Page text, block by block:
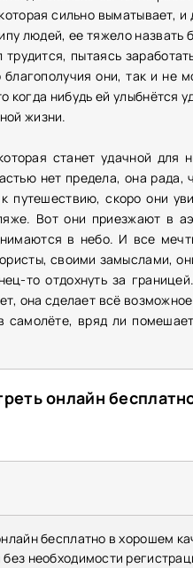
сильно выматывает, и
людей, ее тяжело назвать
пытаясь
они, так и не
когда нибудь ей улыбнётся
жизни.
станет удачной для
нет предела, она рада,
путешествию, скоро они
Вот они приезжают в
в небо. И все
своими замыслами,
то отдохнуть за
она сделает всё
вряд ли
онлайн
бесплатно в хорошем
необходимости